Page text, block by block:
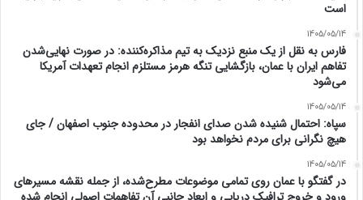
است
1405/05/14
فارس به نقل از یک منبع نزدیک به تیم مذاکره‌کننده: در صورت نهایی‌شدن
تفاهم ایران با عمان، بازگشایی تنگه هرمز مستلزم انجام تعهدات آمریکا
می‌شود
1405/05/14
سپاه: احتمال شنیده شدن صدای انفجار در محدوده جنوب اصفهان / جای
هیچ نگرانی برای مردم نخواهد بود
1405/05/14
در گفتگو با عمان روی تمامی موضوعات مطرح‌شده، از جمله نقشه مسیرهای